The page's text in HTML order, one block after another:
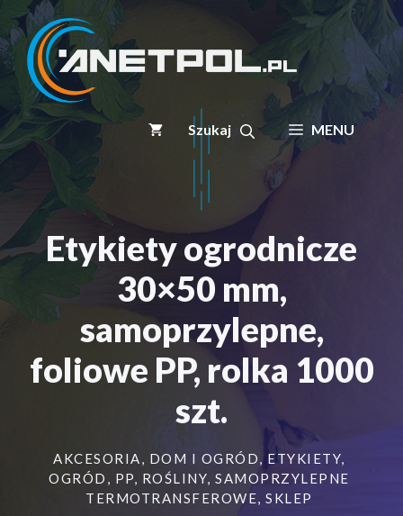
Przejdź
do
treści
MENU
Etykiety ogrodnicze
30×50 mm,
samoprzylepne,
foliowe PP, rolka 1000
szt.
AKCESORIA, DOM I OGRÓD, ETYKIETY,
OGRÓD , PP, ROŚLINY,SAMOPRZYLEPNE
TERMOTRANSFEROWE,SKLEP